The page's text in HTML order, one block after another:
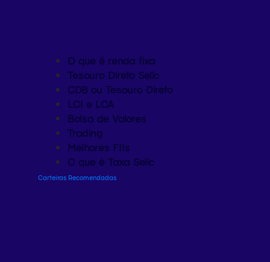
O que é renda fixa
Tesouro Direto Selic
CDB ou Tesouro Direto
LCI e LCA
Bolsa de Valores
Trading
Melhores FIIs
O que é Taxa Selic
Carteiras Recomendadas